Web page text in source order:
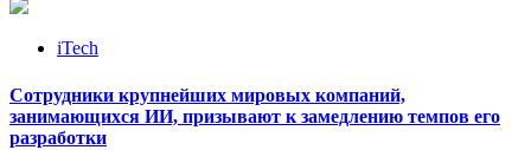
iTech
Сотрудники крупнейших мировых компаний,
занимающихся ИИ, призывают к замедлению темпов его
разработки